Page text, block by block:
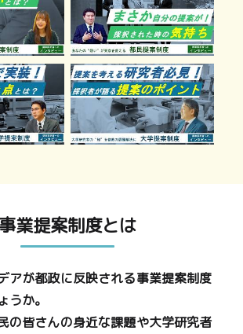
事業提案制度とは
アが都政に反映される事業提案制度
うか。
の皆さんの身近な課題や大学研究者